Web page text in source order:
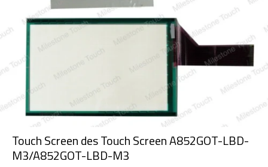
Touch Screen des Touch Screen A852GOT-LBD-
M3/A852GOT-LBD-M3